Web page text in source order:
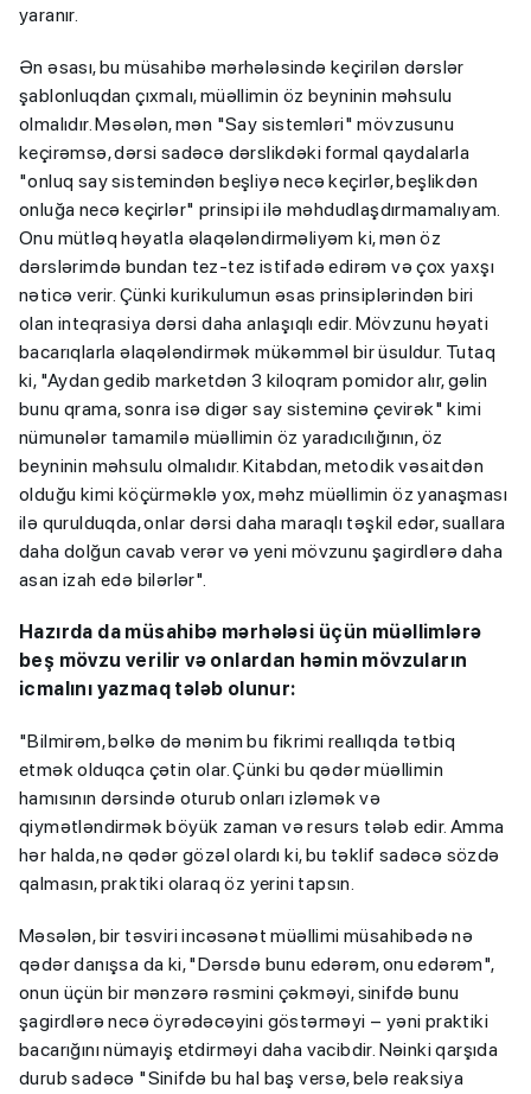
yaranır.
Ən əsası, bu müsahibə mərhələsində keçirilən dərslər
şablonluqdan çıxmalı, müəllimin öz beyninin məhsulu
olmalıdır. Məsələn, mən "Say sistemləri" mövzusunu
keçirəmsə, dərsi sadəcə dərslikdəki formal qaydalarla
"onluq say sistemindən beşliyə necə keçirlər, beşlikdən
onluğa necə keçirlər" prinsipi ilə məhdudlaşdırmamalıyam.
Onu mütləq həyatla əlaqələndirməliyəm ki, mən öz
dərslərimdə bundan tez-tez istifadə edirəm və çox yaxşı
nəticə verir. Çünki kurikulumun əsas prinsiplərindən biri
olan inteqrasiya dərsi daha anlaşıqlı edir. Mövzunu həyati
bacarıqlarla əlaqələndirmək mükəmməl bir üsuldur. Tutaq
ki, "Aydan gedib marketdən 3 kiloqram pomidor alır, gəlin
bunu qrama, sonra isə digər say sisteminə çevirək" kimi
nümunələr tamamilə müəllimin öz yaradıcılığının, öz
beyninin məhsulu olmalıdır. Kitabdan, metodik vəsaitdən
olduğu kimi köçürməklə yox, məhz müəllimin öz yanaşması
ilə qurulduqda, onlar dərsi daha maraqlı təşkil edər, suallara
daha dolğun cavab verər və yeni mövzunu şagirdlərə daha
asan izah edə bilərlər".
Hazırda da müsahibə mərhələsi üçün müəllimlərə
beş mövzu verilir və onlardan həmin mövzuların
icmalını yazmaq tələb olunur:
"Bilmirəm, bəlkə də mənim bu fikrimi reallıqda tətbiq
etmək olduqca çətin olar. Çünki bu qədər müəllimin
hamısının dərsində oturub onları izləmək və
qiymətləndirmək böyük zaman və resurs tələb edir. Amma
hər halda, nə qədər gözəl olardı ki, bu təklif sadəcə sözdə
qalmasın, praktiki olaraq öz yerini tapsın.
Məsələn, bir təsviri incəsənət müəllimi müsahibədə nə
qədər danışsa da ki, "Dərsdə bunu edərəm, onu edərəm",
onun üçün bir mənzərə rəsmini çəkməyi, sinifdə bunu
şagirdlərə necə öyrədəcəyini göstərməyi – yəni praktiki
bacarığını nümayiş etdirməyi daha vacibdir. Nəinki qarşıda
durub sadəcə "Sinifdə bu hal baş versə, belə reaksiya